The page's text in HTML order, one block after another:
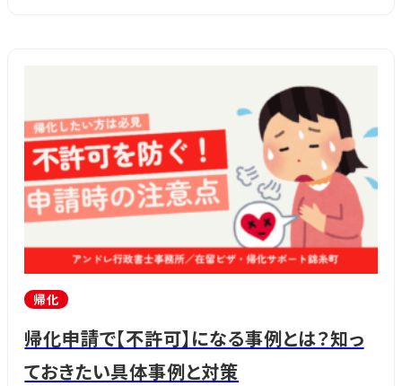
帰化
帰化申請で【不許可】になる事例とは？知っ
ておきたい具体事例と対策